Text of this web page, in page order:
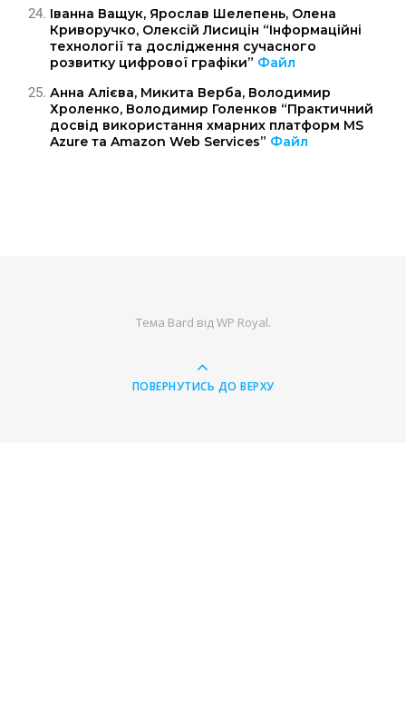
Іванна Ващук, Ярослав Шелепень, Олена
Криворучко, Олексій Лисицін “Інформаційні
технології та дослідження сучасного
розвитку цифрової графіки” Файл
Анна Алієва, Микита Верба, Володимир
Хроленко, Володимир Голенков “Практичний
досвід використання хмарних платформ MS
Azure та Amazon Web Services” Файл
Тема Bard відWP Royal.
ПОВЕРНУТИСЬ ДО ВЕРХУ